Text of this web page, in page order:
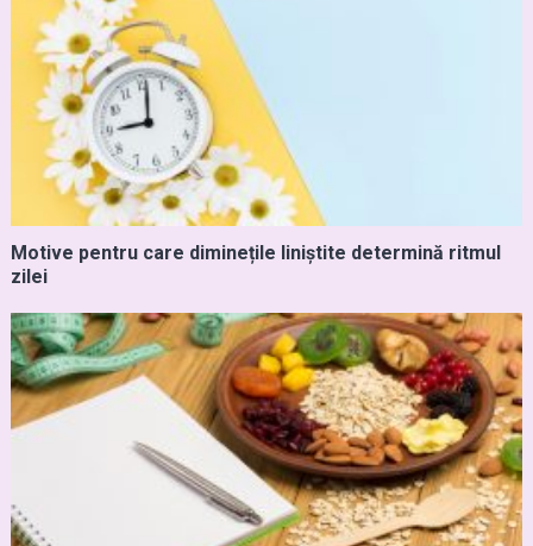
Motive pentru care diminețile liniștite determină ritmul
zilei